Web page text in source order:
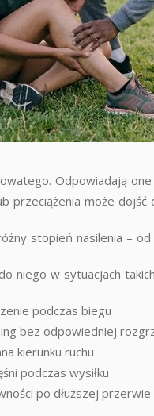
Odpowiadają
przeciążenia może dojść
stopień nasilenia – od
niego w sytuacjach
podczas biegu
bez odpowiedniej
kierunku ruchu
podczas wysiłku
po dłuższej przerwie